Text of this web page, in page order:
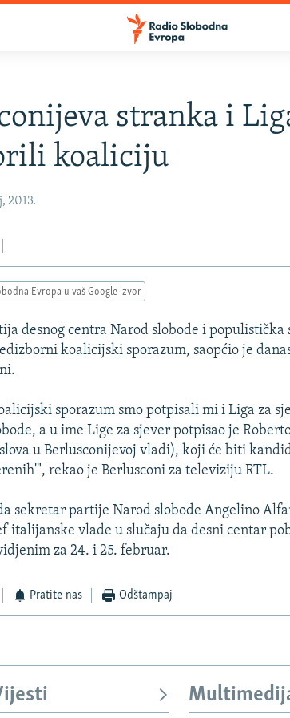
stranka i
koaliciju
2013.
Evropa u vaš Google izvor
desnog centra Narod slobode i populistička
koalicijski sporazum, saopćio je
sporazum smo potpisali mi i Liga za
a u ime Lige za sjever potpisao je
u Berlusconijevoj vladi), koji će biti
rekao je Berlusconi za televiziju RTL.
sekretar partije Narod slobode Angelino
italijanske vlade u slučaju da desni centar
za 24. i 25. februar.
Pratite nas Odštampaj